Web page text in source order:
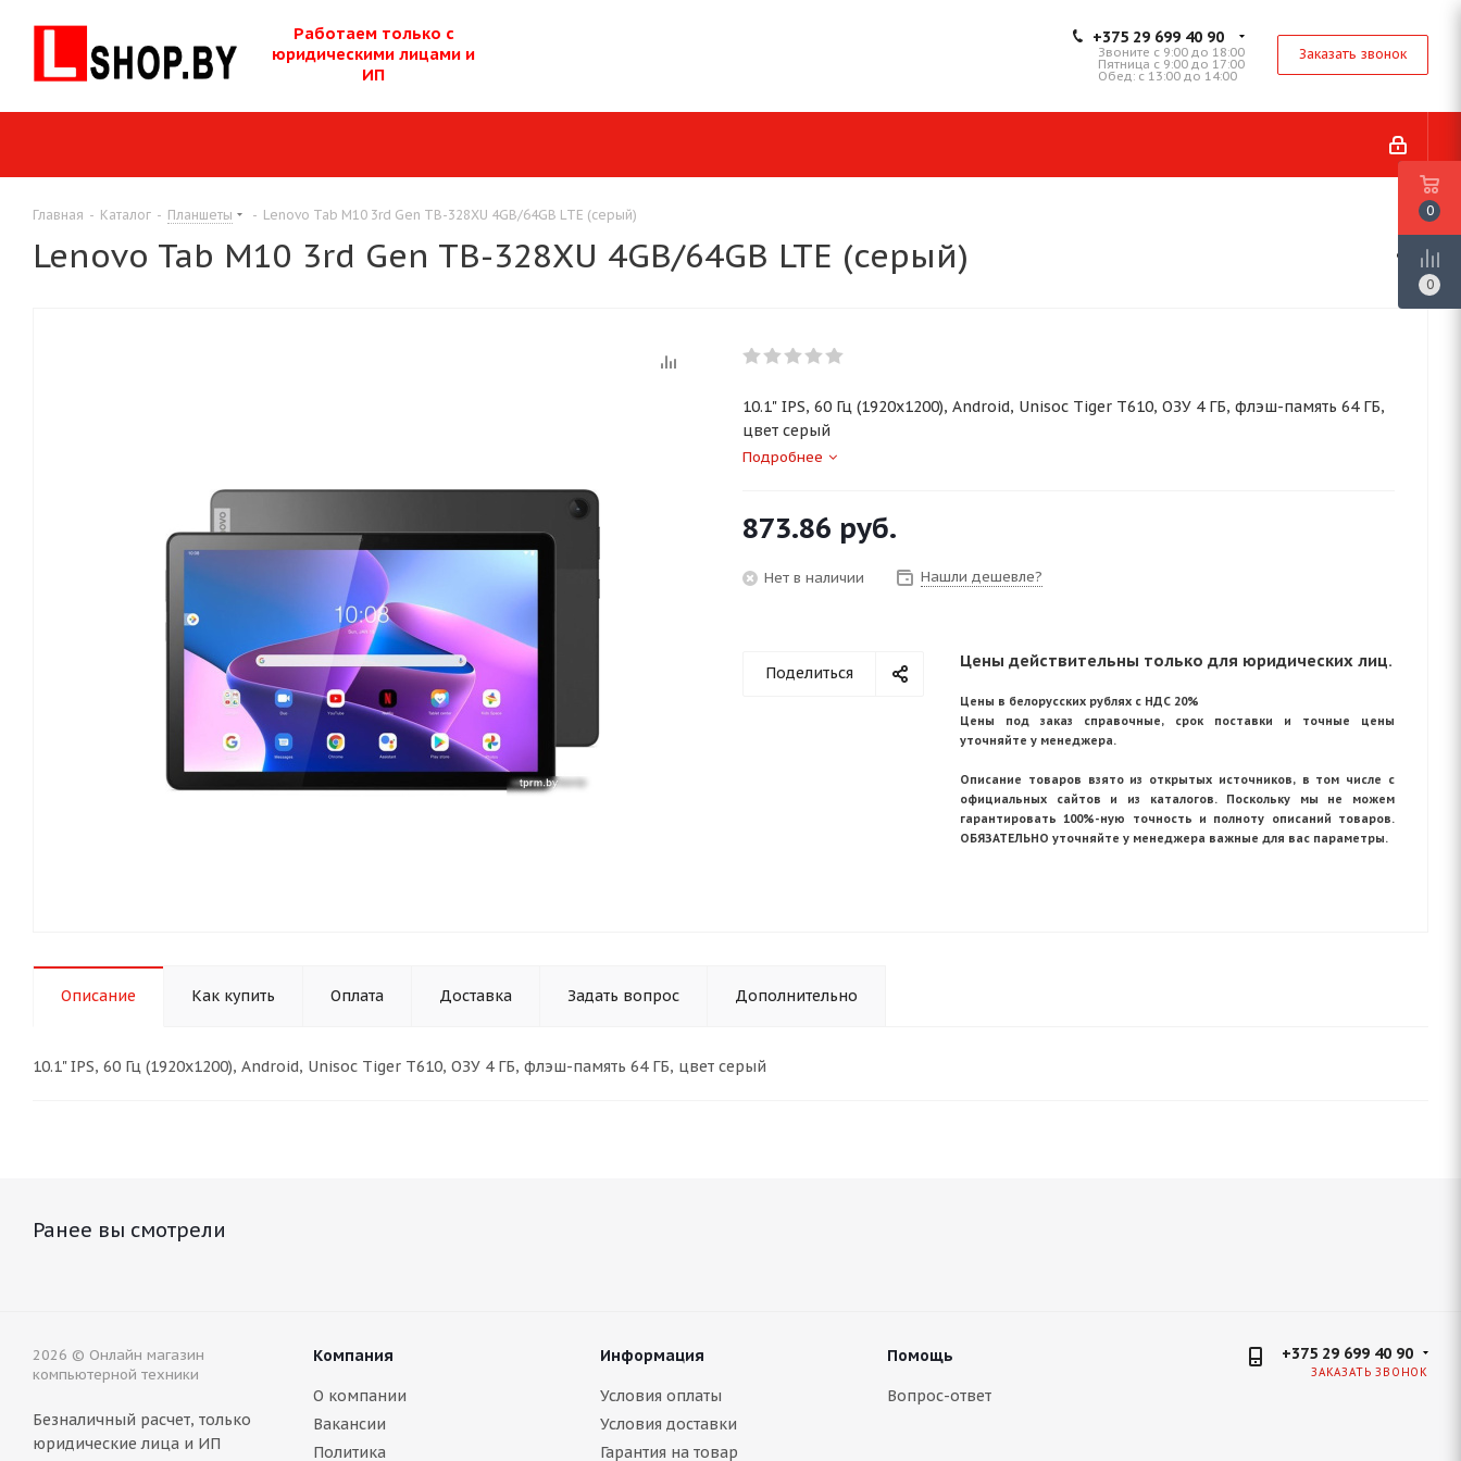
Работаем только с
юридическими лицами и
ИП
+375 29 699 40 90
Звоните с 9:00 до 18:00
Пятница с 9:00 до 17:00
Обед: с 13:00 до 14:00
Заказать звонок
Главная - Каталог - Планшеты - Lenovo Tab M10 3rd Gen TB-328XU 4GB/64GB LTE (серый)
Lenovo Tab M10 3rd Gen TB-328XU 4GB/64GB LTE (серый)
10.1" IPS, 60 Гц (1920x1200), Android, Unisoc Tiger T610, ОЗУ 4 ГБ, флэш-память 64 ГБ,
цвет серый
Подробнее
873.86 руб.
Нет в наличии Нашли дешевле?
Поделиться
Цены действительны только для юридических лиц.
Цены в белорусских рублях с НДС 20%
Цены под заказ справочные, срок поставки и точные цены
уточняйте у менеджера.
Описание товаров взято из открытых источников, в том числе с
официальных сайтов и из каталогов. Поскольку мы не можем
гарантировать 100%-ную точность и полноту описаний товаров.
ОБЯЗАТЕЛЬНО уточняйте у менеджера важные для вас параметры.
Описание Как купить Оплата Доставка Задать вопрос Дополнительно
10.1" IPS, 60 Гц (1920x1200), Android, Unisoc Tiger T610, ОЗУ 4 ГБ, флэш-память 64 ГБ, цвет серый
Ранее вы смотрели
2026 © Онлайн магазин
компьютерной техники
Безналичный расчет, только
юридические лица и ИП
Компания
О компании
Вакансии
Политика
Информация
Условия оплаты
Условия доставки
Гарантия на товар
Помощь
Вопрос-ответ
+375 29 699 40 90
ЗАКАЗАТЬ ЗВОНОК
0
0